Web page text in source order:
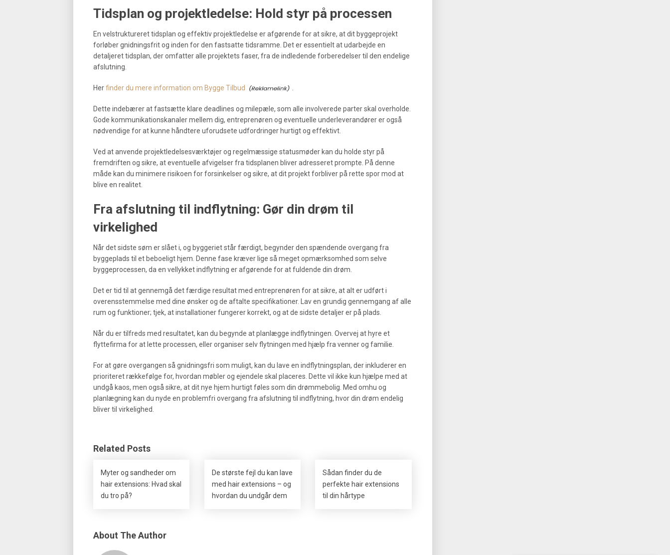
Tidsplan og projektledelse: Hold styr på processen
En velstruktureret tidsplan og effektiv projektledelse er afgørende for at sikre, at dit byggeprojekt
forløber gnidningsfrit og inden for den fastsatte tidsramme. Det er essentielt at udarbejde en
detaljeret tidsplan, der omfatter alle projektets faser, fra de indledende forberedelser til den endelige
afslutning.
Herfinder du mere information om Bygge Tilbud
Dette indebærer at fastsætte klare deadlines og milepæle, som alle involverede parter skal overholde.
Gode kommunikationskanaler mellem dig, entreprenøren og eventuelle underleverandører er også
nødvendige for at kunne håndtere uforudsete udfordringer hurtigt og effektivt.
Ved at anvende projektledelsesværktøjer og regelmæssige statusmøder kan du holde styr på
fremdriften og sikre, at eventuelle afvigelser fra tidsplanen bliver adresseret prompte. På denne
måde kan du minimere risikoen for forsinkelser og sikre, at dit projekt forbliver på rette spor mod at
blive en realitet.
Fra afslutning til indflytning: Gør din drøm til
virkelighed
Når det sidste søm er slået i, og byggeriet står færdigt, begynder den spændende overgang fra
byggeplads til et beboeligt hjem. Denne fase kræver lige så meget opmærksomhed som selve
byggeprocessen, da en vellykket indflytning er afgørende for at fuldende din drøm.
Det er tid til at gennemgå det færdige resultat med entreprenøren for at sikre, at alt er udført i
overensstemmelse med dine ønsker og de aftalte specifikationer. Lav en grundig gennemgang af alle
rum og funktioner; tjek, at installationer fungerer korrekt, og at de sidste detaljer er på plads.
Når du er tilfreds med resultatet, kan du begynde at planlægge indflytningen. Overvej at hyre et
flyttefirma for at lette processen, eller organiser selv flytningen med hjælp fra venner og familie.
For at gøre overgangen så gnidningsfri som muligt, kan du lave en indflytningsplan, der inkluderer en
prioriteret rækkefølge for, hvordan møbler og ejendele skal placeres. Dette vil ikke kun hjælpe med at
undgå kaos, men også sikre, at dit nye hjem hurtigt føles som din drømmebolig. Med omhu og
planlægning kan du nyde en problemfri overgang fra afslutning til indflytning, hvor din drøm endelig
bliver til virkelighed.
Related Posts
Myter og sandheder om
hair extensions: Hvad skal
du tro på?
De største fejl du kan lave
med hair extensions – og
hvordan du undgår dem
Sådan finder du de
perfekte hair extensions
til din hårtype
About The Author